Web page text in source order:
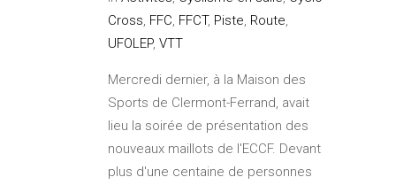
Cross, FFC, FFCT, Piste, Route,
UFOLEP, VTT
Mercredi dernier, à la Maison des
Sports de Clermont-Ferrand, avait
lieu la soirée de présentation des
nouveaux maillots de l'ECCF. Devant
plus d'une centaine de personnes